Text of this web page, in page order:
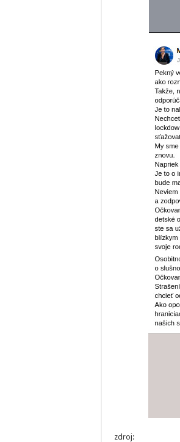
zdroj: